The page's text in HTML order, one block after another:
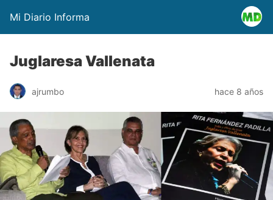
Mi Diario Informa
Juglaresa Vallenata
ajrumbo hace 8 años